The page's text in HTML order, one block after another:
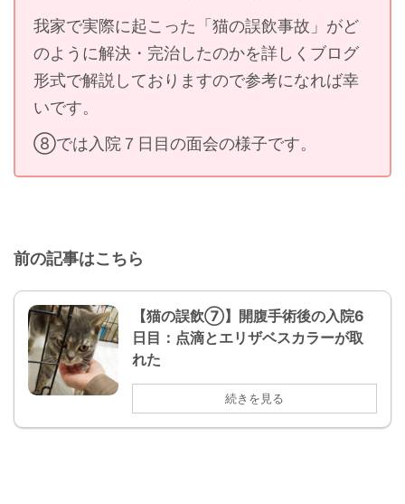
我家で実際に起こった「猫の誤飲事故」がど
のように解決・完治したのかを詳しくブログ
形式で解説しておりますので参考になれば幸
いです。
⑧では入院７日目の面会の様子です。
前の記事はこちら
【猫の誤飲⑦】開腹手術後の入院6
日目：点滴とエリザベスカラーが取
れた
続きを見る